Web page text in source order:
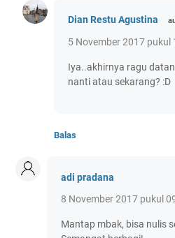
Dian Restu Agustina
5 November 2017 pukul
Iya..akhirnya ragu
nanti atau sekarang? :D
Balas
adi pradana
8 November 2017 pukul
Mantap mbak, bisa nulis